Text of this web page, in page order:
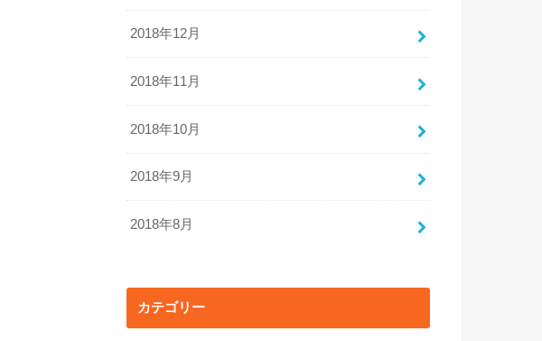
2018年12月
2018年11月
2018年10月
2018年9月
2018年8月
カテゴリー